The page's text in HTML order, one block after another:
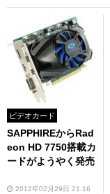
ビデオカード
SAPPHIREからRad
eon HD 7750搭載カ
ードがようやく発売
2012年02月29日 21:16